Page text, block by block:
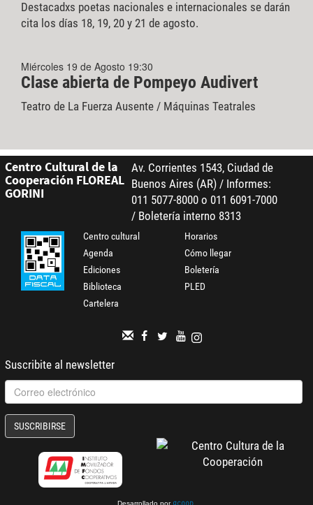
Destacadxs poetas nacionales e internacionales se darán
cita los días 18, 19, 20 y 21 de agosto.
Miércoles 19 de Agosto 19:30
Clase abierta de Pompeyo Audivert
Teatro de La Fuerza Ausente / Máquinas Teatrales
Centro Cultural de la
Cooperación FLOREAL
GORINI
Av. Corrientes 1543, Ciudad de
Buenos Aires (AR) / Informes:
011 5077-8000 o 011 6091-7000
/ Boletería interno 8313
Centro cultural
Agenda
Ediciones
Biblioteca
Cartelera
Horarios
Cómo llegar
Boletería
PLED
Suscribite al newsletter
SUSCRIBIRSE